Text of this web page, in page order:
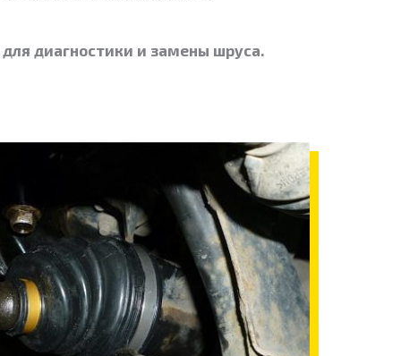
диагностики и замены шруса.